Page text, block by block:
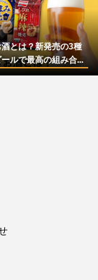
とは？新発売の3種
ルで最高の組み合...